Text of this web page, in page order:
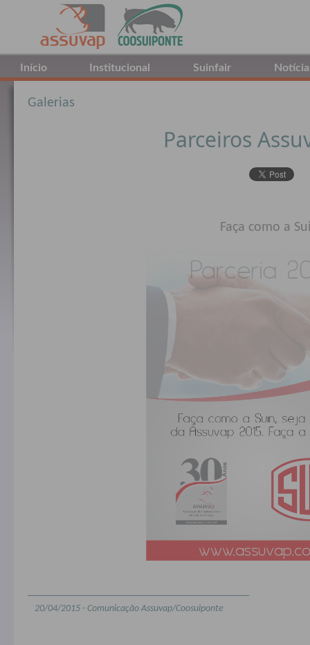
Início Institucional Suinfair
Galerias
Parceiros
Faça como a
20/04/2015 - Comunicação Assuvap/Coosuiponte